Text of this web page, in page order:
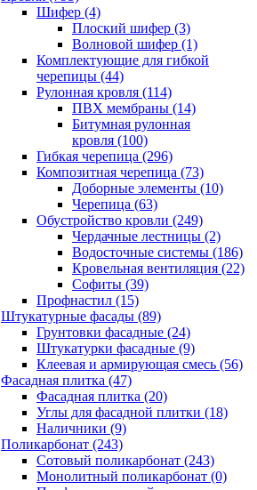
Шифер (4)
Плоский шифер (3)
Волновой шифер (1)
Комплектующие для гибкой
черепицы (44)
Рулонная кровля (114)
ПВХ мембраны (14)
Битумная рулонная
кровля (100)
Гибкая черепица (296)
Композитная черепица (73)
Доборные элементы (10)
Черепица (63)
Обустройство кровли (249)
Чердачные лестницы (2)
Водосточные системы (186)
Кровельная вентиляция (22)
Cофиты (39)
Профнастил (15)
Штукатурные фасады (89)
Грунтовки фасадные (24)
Штукатурки фасадные (9)
Клеевая и армирующая смесь (56)
Фасадная плитка (47)
Фасадная плитка (20)
Углы для фасадной плитки (18)
Наличники (9)
Поликарбонат (243)
Сотовый поликарбонат (243)
Монолитный поликарбонат (0)